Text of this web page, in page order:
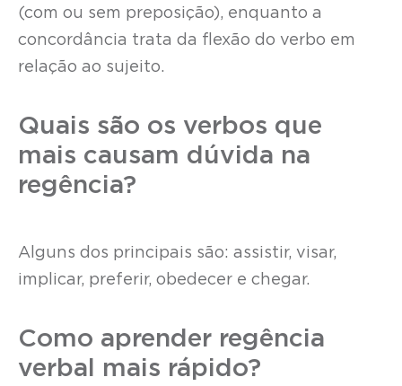
(com ou sem preposição), enquanto a
concordância trata da flexão do verbo em
relação ao sujeito.
Quais são os verbos que
mais causam dúvida na
regência?
Alguns dos principais são: assistir, visar,
implicar, preferir, obedecer e chegar.
Como aprender regência
verbal mais rápido?